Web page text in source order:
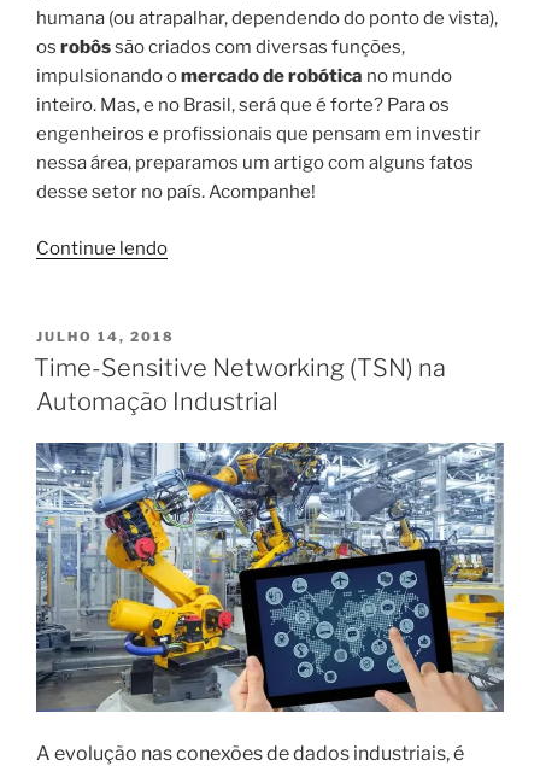
humana (ou atrapalhar, dependendo do ponto de vista),
os robôssão criados com diversas funções,
impulsionando omercado de robótica no mundo
inteiro. Mas, e no Brasil, será que é forte? Para os
engenheiros e profissionais que pensam em investir
nessa área, preparamos um artigo com alguns fatos
desse setor no país. Acompanhe!
Continue lendo“Como
mercado
de
robótica
Brasil?”
PUBLICADO
EM
JULHO 14, 2018
Time-Sensitive Networking (TSN) na
Automação Industrial
A evolução nas conexões de dados industriais, é